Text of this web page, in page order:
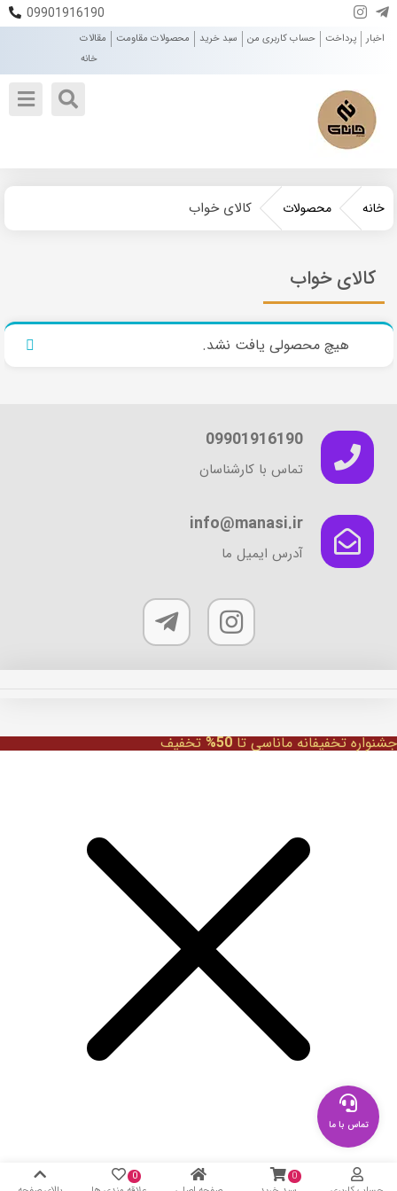
09901916190
اخبار پرداخت حساب کاربری من سبد خرید محصولات مقاومت
مقالات
خانه
خانه محصولات کالای خواب
کالای خواب
هیچ محصولی یافت نشد.
09901916190
تماس با کارشناسان
info@manasi.ir
آدرس ایمیل ما
0
0
جشنواره تخفیفانه ماناسی تا50% تخفیف
تماس با ما